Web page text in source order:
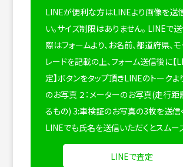
LINEが便利な方はLINEより画像を送
い。サイズ制限はありません。 LINEで
際はフォームより、お名前、都道府県、
レードを記載の上、フォーム送信後に【
定】ボタンをタップ頂きLINEのトークよ
のお写真 ２：メーターのお写真(走行
るもの) 3:車検証のお写真の3枚を送信
LINEでも氏名を送信いただくとスムー
LINEで査定